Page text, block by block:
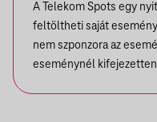
A Telekom Spots egy
feltöltheti saját
nem szponzora az
eseménynél